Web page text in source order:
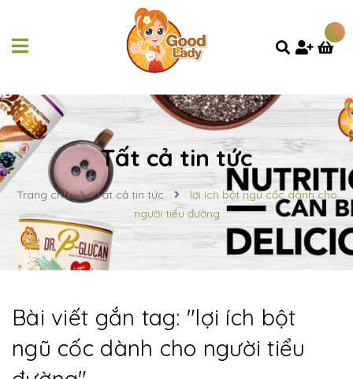
Tất cả tin tức
Trang chủ Tất cả tin tức
lợi ích bột ngũ cốc dành cho
người tiểu đường
Bài viết gắn tag: "lợi ích bột
ngũ cốc dành cho người tiểu